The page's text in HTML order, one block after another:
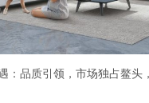
：品质引领，市场独占鳌头